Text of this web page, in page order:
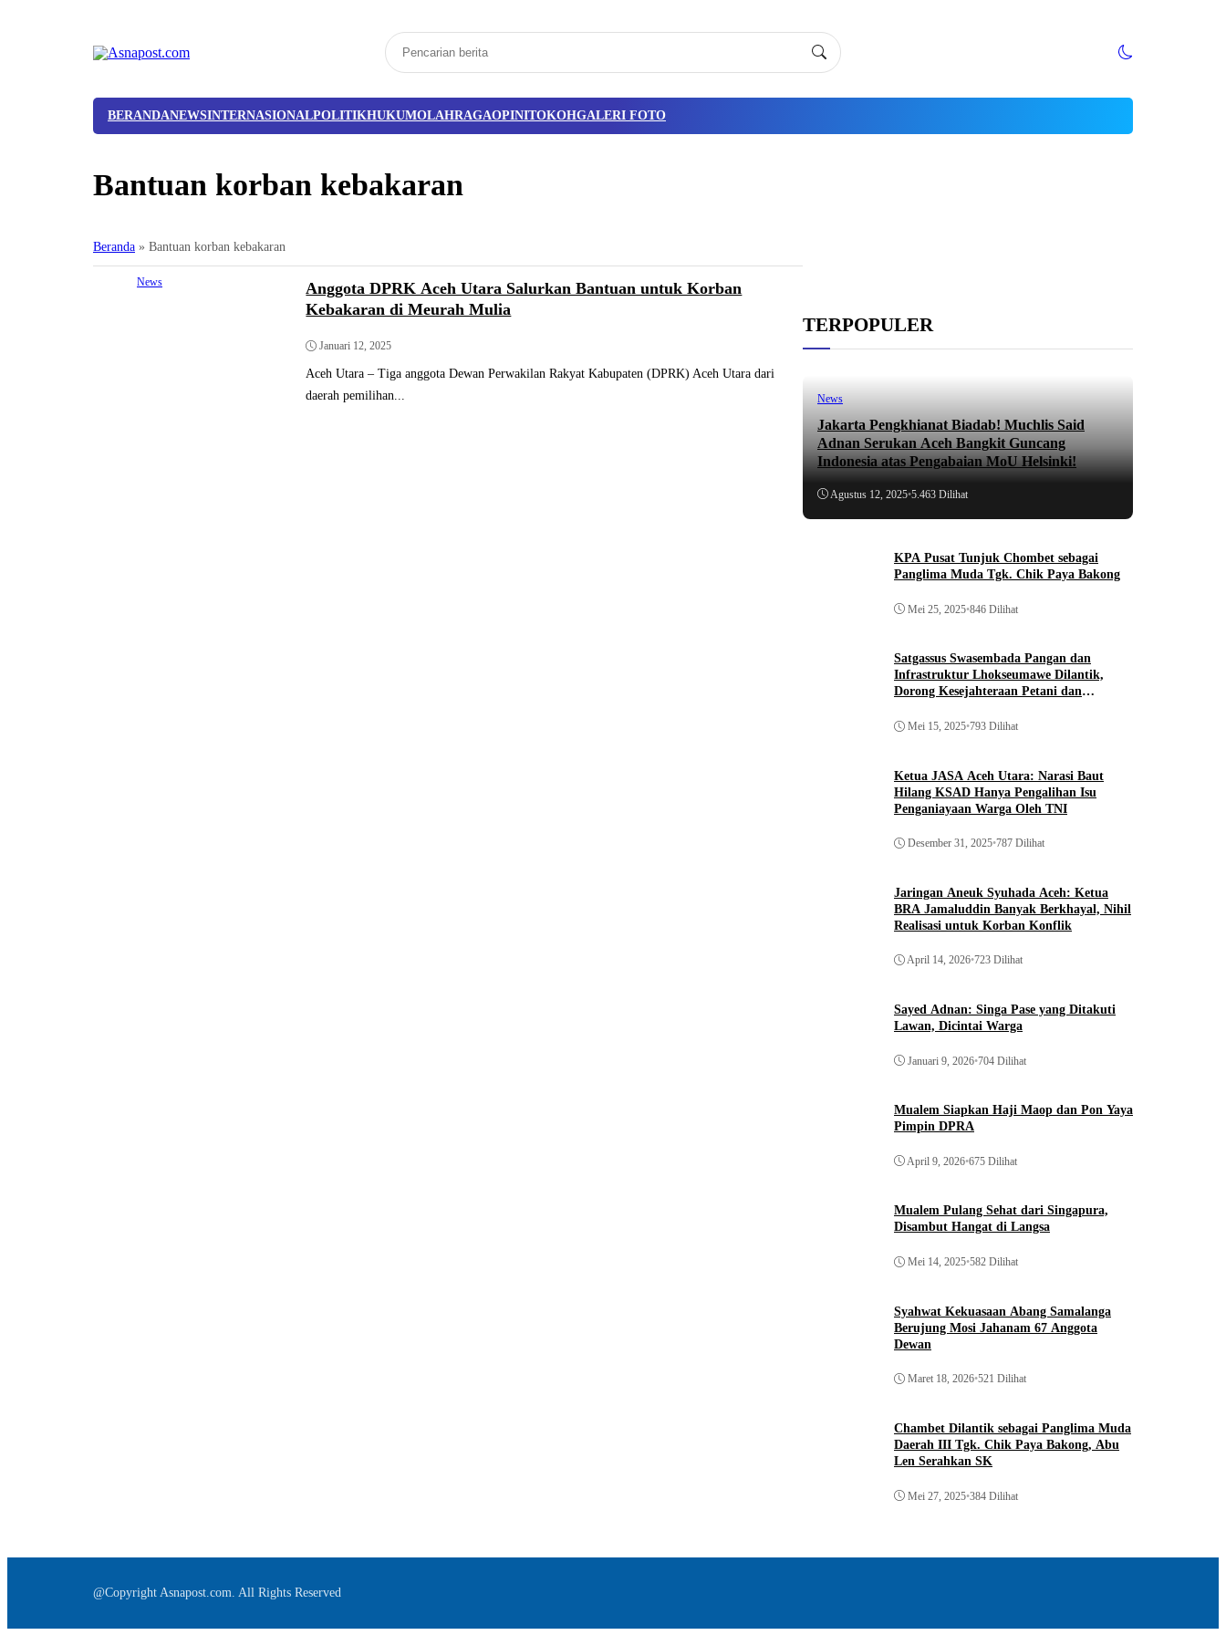
BERANDANEWSINTERNASIONALPOLITIKHUKUMOLAHRAGAOPINITOKOHGALERI FOTO
Bantuan korban kebakaran
Beranda » Bantuan korban kebakaran
News
Anggota DPRK Aceh Utara Salurkan Bantuan untuk Korban
Kebakaran di Meurah Mulia
Januari 12, 2025
Aceh Utara – Tiga anggota Dewan Perwakilan Rakyat Kabupaten (DPRK) Aceh Utara dari
daerah pemilihan...
TERPOPULER
News
Jakarta Pengkhianat Biadab! Muchlis Said
Adnan Serukan Aceh Bangkit Guncang
Indonesia atas Pengabaian MoU Helsinki!
Agustus 12, 2025•5.463 Dilihat
KPA Pusat Tunjuk Chombet sebagai
Panglima Muda Tgk. Chik Paya Bakong
Mei 25, 2025•846 Dilihat
Satgassus Swasembada Pangan dan
Infrastruktur Lhokseumawe Dilantik,
Dorong Kesejahteraan Petani dan
Mei 15, 2025•793 Dilihat
Ketua JASA Aceh Utara: Narasi Baut
Hilang KSAD Hanya Pengalihan Isu
Penganiayaan Warga Oleh TNI
Desember 31, 2025•787 Dilihat
Jaringan Aneuk Syuhada Aceh: Ketua
BRA Jamaluddin Banyak Berkhayal, Nihil
Realisasi untuk Korban Konflik
April 14, 2026•723 Dilihat
Sayed Adnan: Singa Pase yang Ditakuti
Lawan, Dicintai Warga
Januari 9, 2026•704 Dilihat
Mualem Siapkan Haji Maop dan Pon Yaya
Pimpin DPRA
April 9, 2026•675 Dilihat
Mualem Pulang Sehat dari Singapura,
Disambut Hangat di Langsa
Mei 14, 2025•582 Dilihat
Syahwat Kekuasaan Abang Samalanga
Berujung Mosi Jahanam 67 Anggota
Dewan
Maret 18, 2026•521 Dilihat
Chambet Dilantik sebagai Panglima Muda
Daerah III Tgk. Chik Paya Bakong, Abu
Len Serahkan SK
Mei 27, 2025•384 Dilihat
@Copyright Asnapost.com. All Rights Reserved